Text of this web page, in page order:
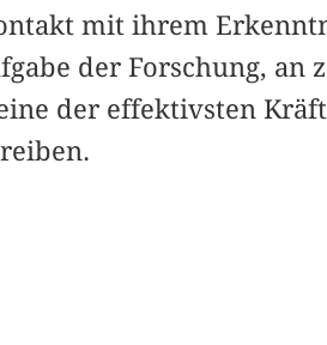
mit ihrem
der Forschung, an
der effektivsten